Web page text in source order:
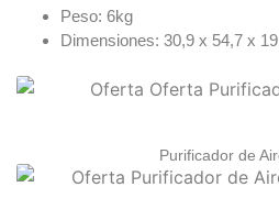
Peso: 6kg
Dimensiones: 30,9 x 54,7 x
Purificador de